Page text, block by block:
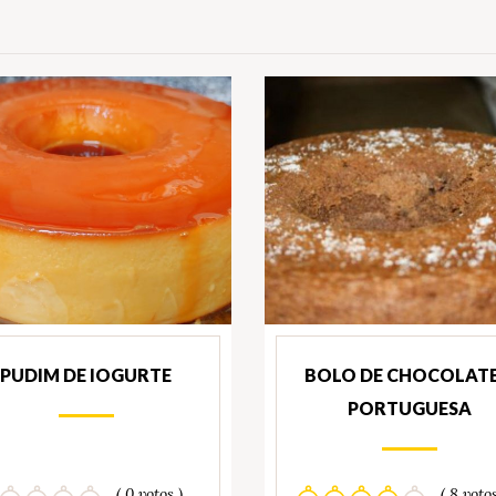
PUDIM DE IOGURTE
BOLO DE
PORTUGUESA